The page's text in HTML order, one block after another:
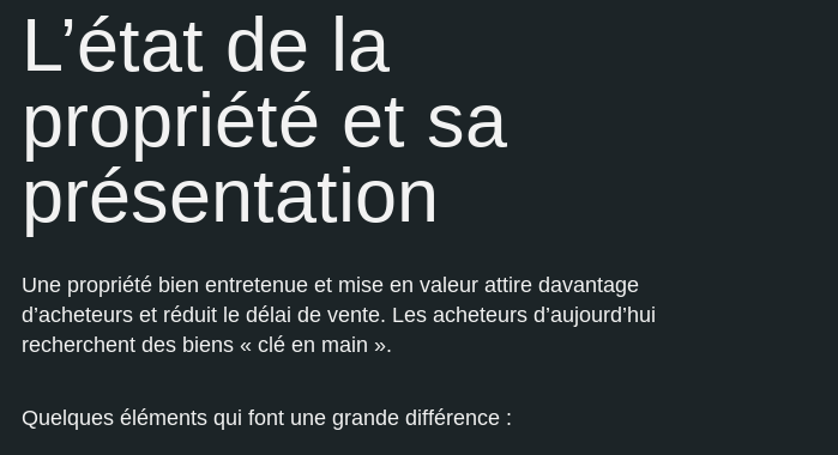
L’état de la
propriété et sa
présentation
Une propriété bien entretenue et mise en valeur attire davantage
d’acheteurs et réduit le délai de vente. Les acheteurs d’aujourd’hui
recherchent des biens « clé en main ».
Quelques éléments qui font une grande différence :